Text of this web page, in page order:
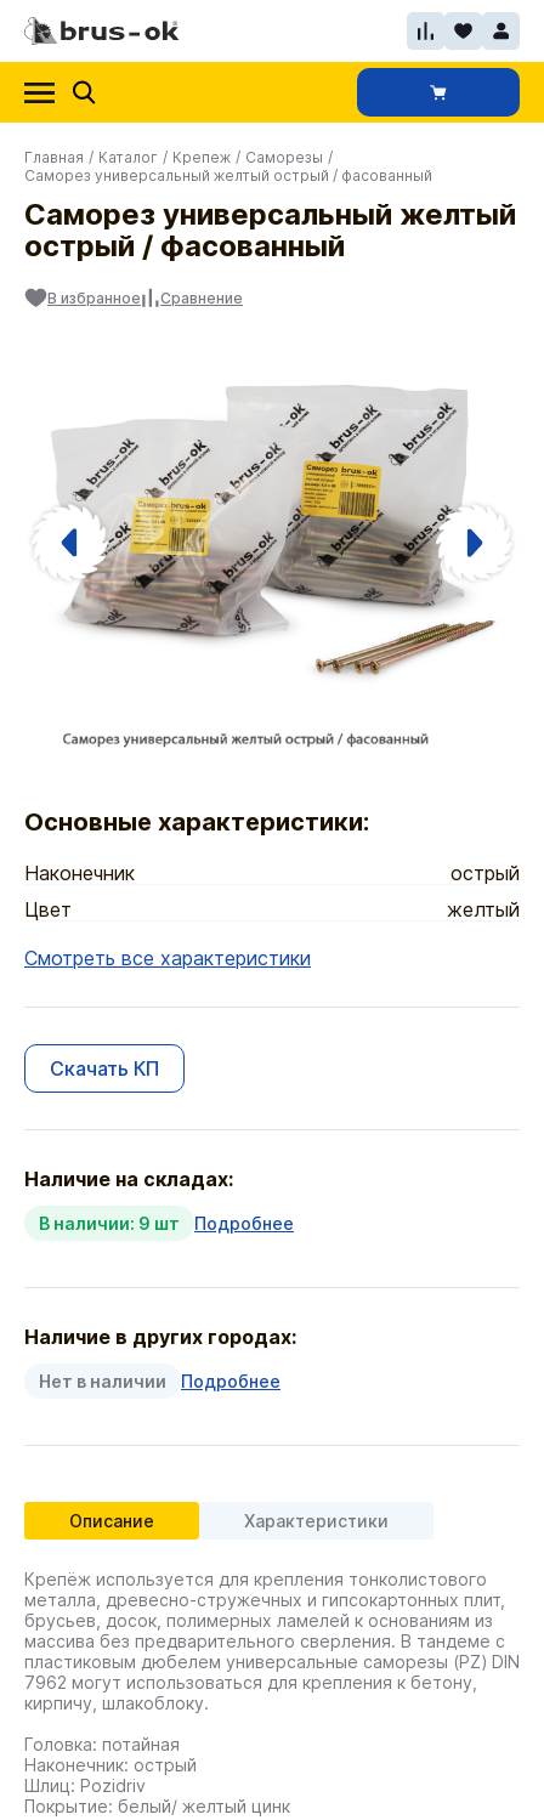
Главная / Каталог / Крепеж / Саморезы /
Саморез универсальный желтый острый / фасованный
Саморез универсальный желтый
острый / фасованный
В избранное Сравнение
Основные характеристики:
Наконечник
острый
Цвет
желтый
Смотреть все характеристики
Скачать КП
Наличие на складах:
В наличии: 9 шт Подробнее
Наличие в других городах:
Нет в наличии Подробнее
Описание Характеристики
Крепёж используется для крепления тонколистового
металла, древесно-стружечных и гипсокартонных плит,
брусьев, досок, полимерных ламелей к основаниям из
массива без предварительного сверления. В тандеме с
пластиковым дюбелем универсальные саморезы (PZ) DIN
7962 могут использоваться для крепления к бетону,
кирпичу, шлакоблоку.
Головка: потайная
Наконечник: острый
Шлиц: Pozidriv
Покрытие: белый/ желтый цинк